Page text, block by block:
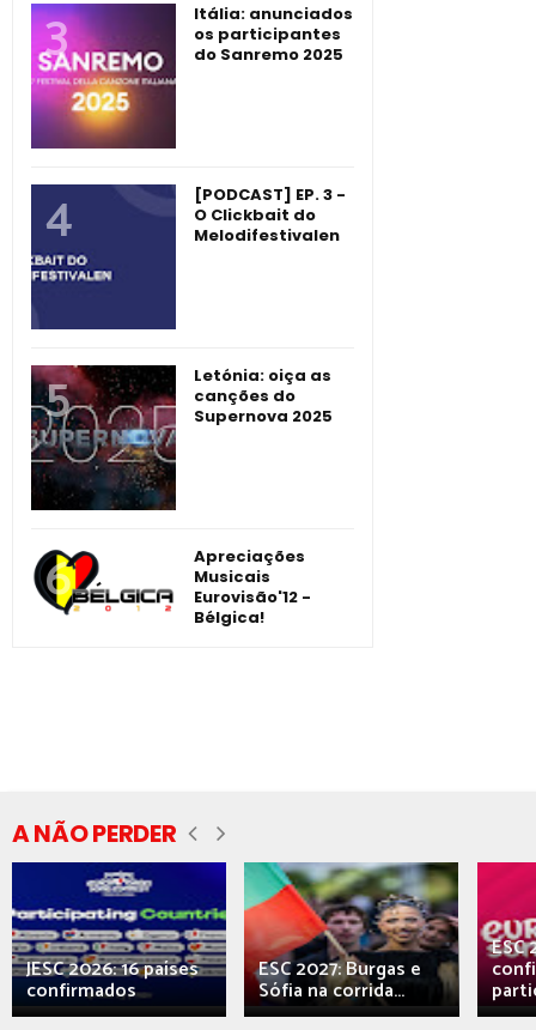
Itália: anunciados
os participantes
do Sanremo 2025
[PODCAST] EP. 3 -
O Clickbait do
Melodifestivalen
Letónia: oiça as
canções do
Supernova 2025
Apreciações
Musicais
Eurovisão'12 -
Bélgica!
A NÃO PERDER
JESC 2026: 16 países
confirmados
ESC 2027: Burgas e
Sófia na corrida...
ESC